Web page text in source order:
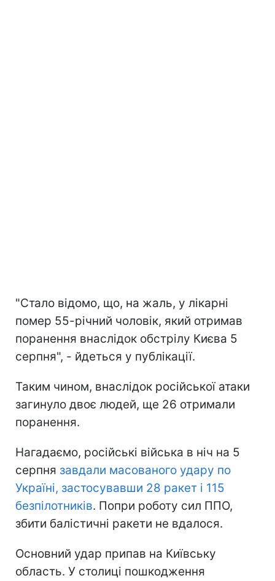
"Стало відомо, що, на жаль, у лікарні
помер 55-річний чоловік, який отримав
поранення внаслідок обстрілу Києва 5
серпня", - йдеться у публікації.
Таким чином, внаслідок російської атаки
загинуло двоє людей, ще 26 отримали
поранення.
Нагадаємо, російські війська в ніч на 5
серпня завдали масованого удару по
Україні, застосувавши 28 ракет і 115
безпілотників. Попри роботу сил ППО,
збити балістичні ракети не вдалося.
Основний удар припав на Київську
область. У столиці пошкодження